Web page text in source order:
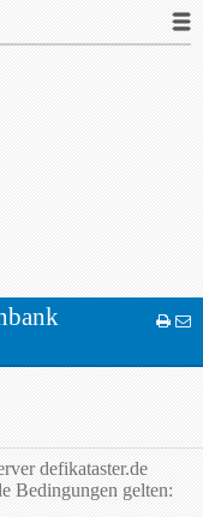
defikataster.de
Bedingungen gelten: